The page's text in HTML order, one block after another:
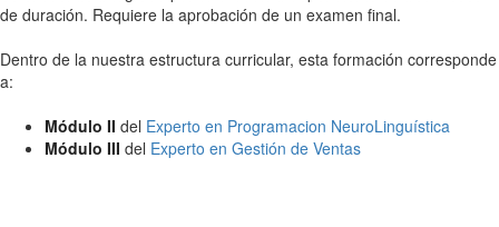
de duración. Requiere la aprobación de un examen final.
Dentro de la nuestra estructura curricular, esta formación corresponde
a:
Módulo II del Experto en Programacion NeuroLinguística
Módulo III del Experto en Gestión de Ventas